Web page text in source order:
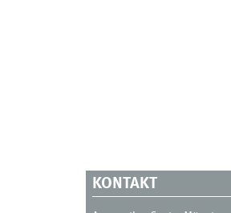
KONTAKT